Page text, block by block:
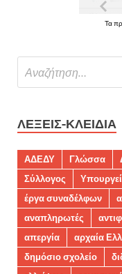
Τα
ΛΈΞΕΙΣ-ΚΛΕΙΔΙΆ
ΑΔΕΔΥ Γλώσσα
Σύλλογος
έργα συναδέλφων
αναπληρωτές
απεργία
αρχαία
δημόσιο σχολείο